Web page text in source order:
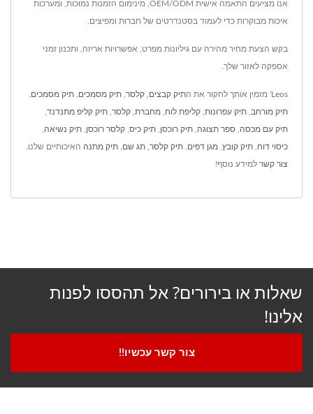
אנו מציעים התאמה אישית OEM/ODM, מינימום הזמנות נמוכות, ומערכות
איכות מבוקרות כדי לעמוד בסטנדרטים של חברות ומפיצים.
בקש הצעת מחיר מהירה עם גיליונות מפרט, אפשרויות אריזה, ותכנון זמני
אספקה לאזור שלך.
Leos' מזמין אותך לחקור את ה תיק קבצים קלסר תיק מסמכים תיק מסמכים
תיק מורחב תיק עפרונות קליפת לוח מחברת קלסר תיק קליפ מתנדנד
תיק עם מכסה ספר תצוגה תיק רוכסן תיק כיס קלסר רוכסן תיק נשיאה
כיסוי דוח תיק קובץ מגן דפים תיק קלסר תג שם תיק מתנה האיכותיים שלנו.
צור קשר למידע נוסף!
שאלות או בירורים? אל תהססו לפנות
אלינו!
צור קשר עכשיו!!